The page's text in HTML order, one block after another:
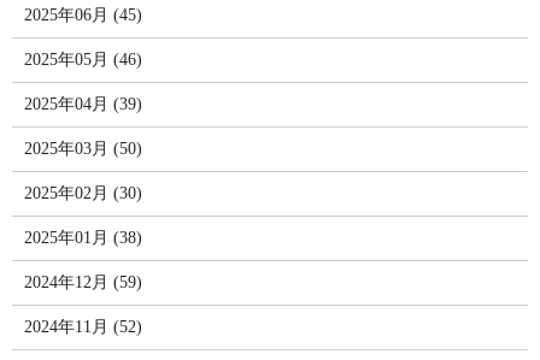
2025年06月 (45)
2025年05月 (46)
2025年04月 (39)
2025年03月 (50)
2025年02月 (30)
2025年01月 (38)
2024年12月 (59)
2024年11月 (52)